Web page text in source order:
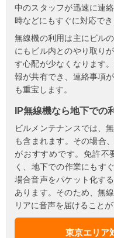
中のスタッフが迅速に連
時などにもすぐに対応でき
無線機の利用は主にビル
にもビル内とのやり取り
す心配が少なくなります
報が共有でき、連絡事項
も重宝します。
IP無線機なら地下での
ビルメンテナンスでは、
も含まれます。その場合
がおすすめです。免許不
く、地下での作業にもす
場合音声をパケット化す
あります。そのため、無
リアに音声を届けることが
東京エリア